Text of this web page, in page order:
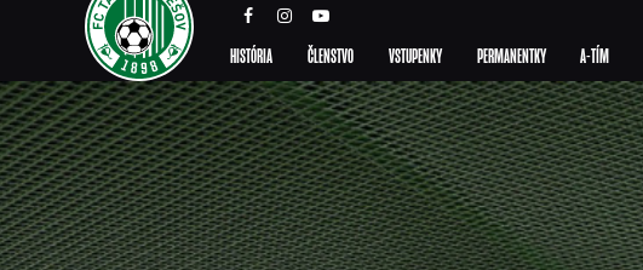
HISTÓRIA ČLENSTVO VSTUPENKY PERMANENTKY A-TÍM